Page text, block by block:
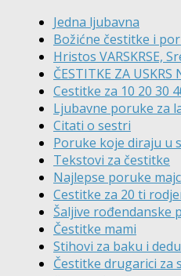
Jedna ljubavna
Božićne čestitke i
Hristos VARSKRSE,
ČESTITKE ZA
Cestitke za 10 20 30
Ljubavne poruke za
Citati o sestri
Poruke koje diraju u
Tekstovi za čestitke
Najlepse poruke
Cestitke za 20 ti
Šaljive rođendanske
Čestitke mami
Stihovi za baku i dedu
Čestitke drugarici za